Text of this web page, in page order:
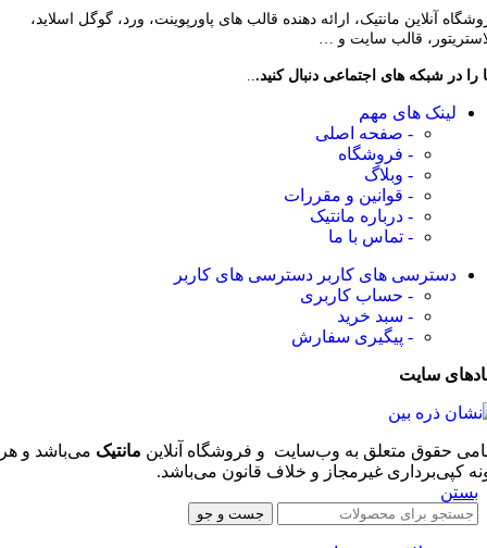
آنلاین مانتیک، ارائه دهنده قالب های پاورپوینت، ورد، گوگل اسلاید،
قالب سایت و …
را در شبکه های اجتماعی دنبال کنید...
لینک های مهم
- صفحه اصلی
- فروشگاه
- وبلاگ
- قوانین و مقررات
- درباره مانتیک
- تماس با ما
دسترسی های کاربر دسترسی های کاربر
- حساب کاربری
- سبد خرید
- پیگیری سفارش
سایت
حقوق متعلق به وب‌سایت و فروشگاه‌ آنلاین مانتیک می‌باشد و هر
کپی‌برداری غیرمجاز و خلاف قانون می‌باشد.
بستن
جست و جو